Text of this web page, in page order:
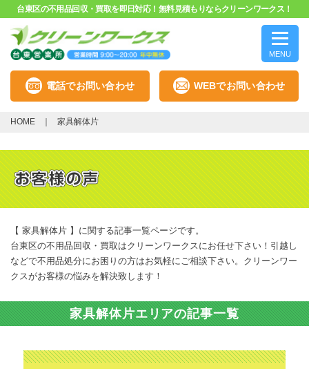
台東区の不用品回収・買取を即日対応！無料見積もりならクリーンワークス！
MENU
電話でお問い合わせ WEBでお問い合わせ
HOME 家具解体片
【 家具解体片 】に関する記事一覧ページです。
台東区の不用品回収・買取はクリーンワークスにお任せ下さい！引越し
などで不用品処分にお困りの方はお気軽にご相談下さい。クリーンワー
クスがお客様の悩みを解決致します！
家具解体片エリアの記事一覧